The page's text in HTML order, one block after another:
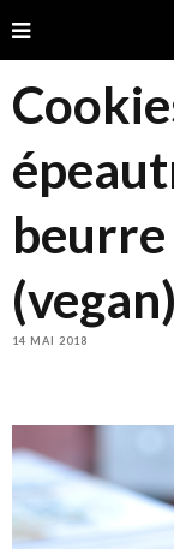
beurre
(vegan)
14 MAI 2018